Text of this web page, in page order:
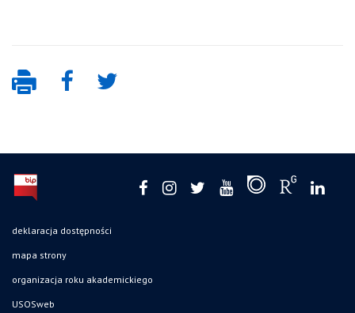
deklaracja dostępności
mapa strony
organizacja roku akademickiego
USOSweb